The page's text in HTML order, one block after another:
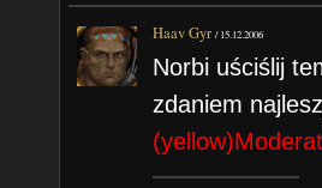
Haav Gyr /15.12.2006
Norbi uściślij
zdaniem